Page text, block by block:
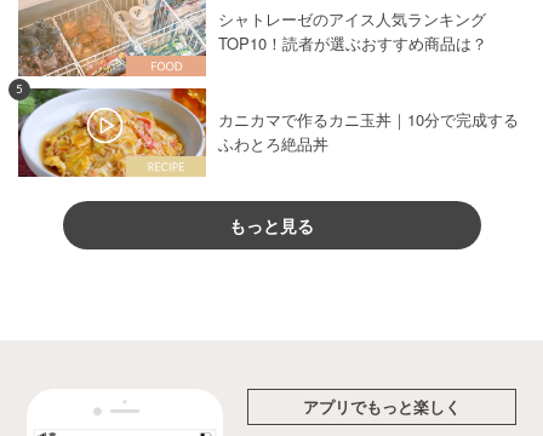
シャトレーゼのアイス人気ランキング
TOP10！読者が選ぶおすすめ商品は？
5
カニカマで作るカニ玉丼｜10分で完成する
ふわとろ絶品丼
もっと見る
アプリでもっと楽しく